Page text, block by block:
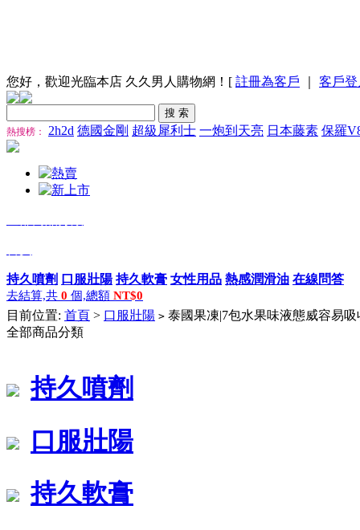
您好，歡迎光臨本店 久久男人購物網！[ 註冊為客戶 客戶登
熱搜榜： 2h2d 德國金剛 超級犀利士 一炮到天亮 日本藤素 保羅
持久噴劑 口服壯陽 持久軟膏 女性用品 熱感潤滑油 在線問答
去結算,共 0 個,總額 NT$0
目前位置: 首頁 > 口服壯陽 > 泰國果凍|7包水果味液態威容易
全部商品分類
持久噴劑
口服壯陽
持久軟膏